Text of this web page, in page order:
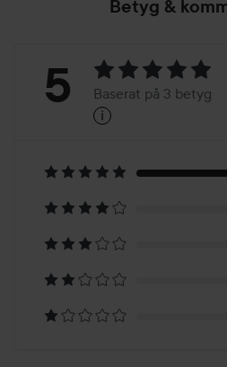
Betyg &
Betyg:
Baserat
på
3
betyg
5 Baserat på 3 betyg
i